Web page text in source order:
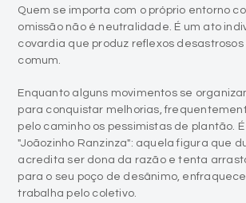
Quem se importa com o próprio entorno
omissão não é neutralidade. É um ato
covardia que produz reflexos desastrosos
comum.
Enquanto alguns movimentos se
para conquistar melhorias,
pelo caminho os pessimistas de plantão.
"Joãozinho Ranzinza": aquela figura que
acredita ser dona da razão e tenta
para o seu poço de desânimo,
trabalha pelo coletivo.